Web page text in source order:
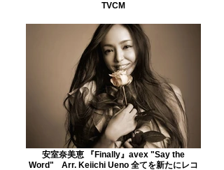
TVCM
安室奈美恵 『Finally』avex "Say the
Word" Arr. Keiichi Ueno ​全てを新たにレコ